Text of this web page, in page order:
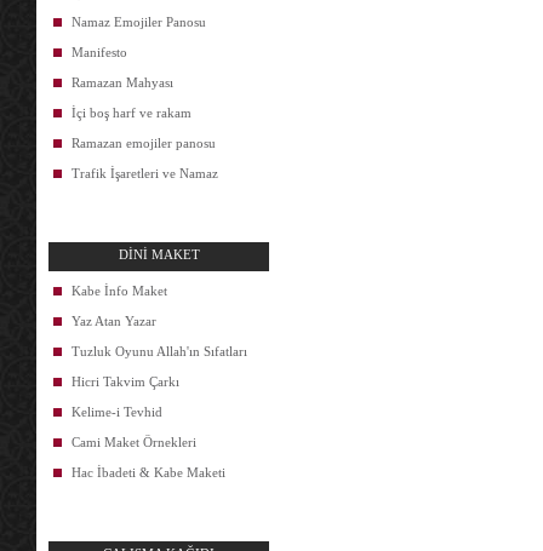
Namaz Emojiler Panosu
Manifesto
Ramazan Mahyası
İçi boş harf ve rakam
Ramazan emojiler panosu
Trafik İşaretleri ve Namaz
DİNİ MAKET
Kabe İnfo Maket
Yaz Atan Yazar
Tuzluk Oyunu Allah'ın Sıfatları
Hicri Takvim Çarkı
Kelime-i Tevhid
Cami Maket Örnekleri
Hac İbadeti & Kabe Maketi